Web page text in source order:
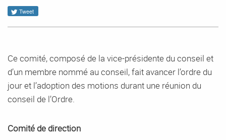
Tweet
Ce comité, composé de la vice-présidente du conseil et
d’un membre nommé au conseil, fait avancer l’ordre du
jour et l’adoption des motions durant une réunion du
conseil de l’Ordre.
Comité de direction